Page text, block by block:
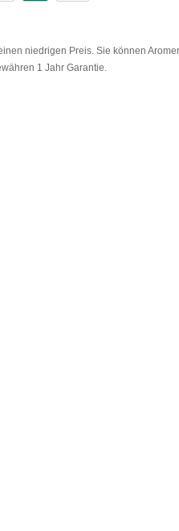
niedrigen Preis. Sie können
1 Jahr Garantie.